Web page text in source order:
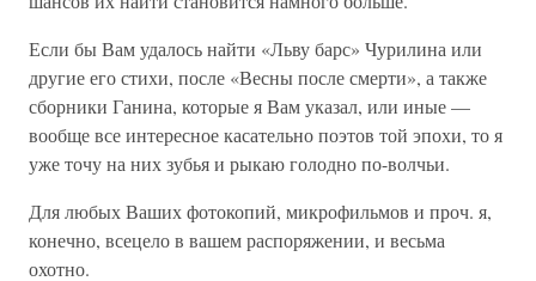
Если бы Вам удалось найти «Льву барс» Чурилина или
другие его стихи, после «Весны после смерти», а также
сборники Ганина, которые я Вам указал, или иные —
вообще все интересное касательно поэтов той эпохи, то я
уже точу на них зубья и рыкаю голодно по-волчьи.
Для любых Ваших фотокопий, микрофильмов и проч. я,
конечно, всецело в вашем распоряжении, и весьма
охотно.